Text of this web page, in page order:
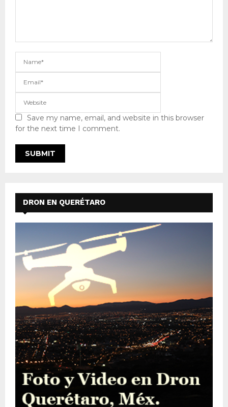
Save my name, email, and website in this browser
for the next time I comment.
DRON EN QUERÉTARO